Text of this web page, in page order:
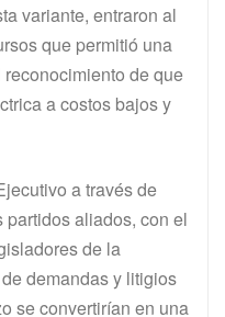
variante, entraron al
que permitió una
de que
a costos bajos y
a través de
aliados, con el
de la
demandas y litigios
se convertirían en una